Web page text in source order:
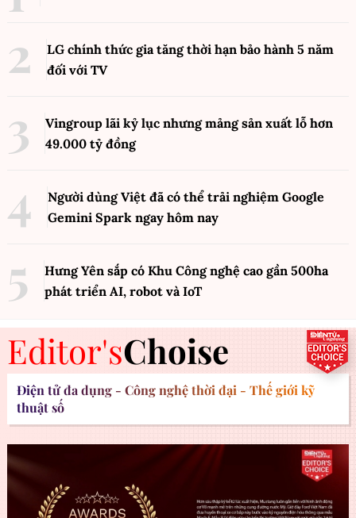
LG chính thức gia tăng thời hạn bảo hành 5 năm
đối với TV
Vingroup lãi kỷ lục nhưng mảng sản xuất lỗ hơn
49.000 tỷ đồng
Người dùng Việt đã có thể trải nghiệm Google
Gemini Spark ngay hôm nay
Hưng Yên sắp có Khu Công nghệ cao gần 500ha
phát triển AI, robot và IoT
Editor'sChoise
Điện tử đa dụng - Công nghệ thời đại - Thế giới kỹ
thuật số